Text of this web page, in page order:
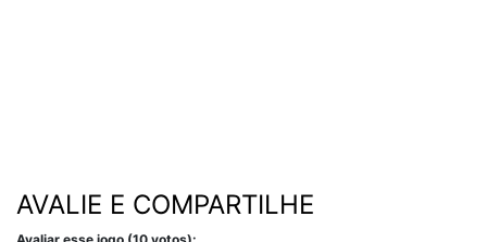
AVALIE E COMPARTILHE